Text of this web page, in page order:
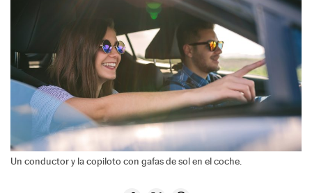
Un conductor y la copiloto con gafas de sol en el coche.